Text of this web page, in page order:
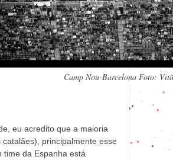
Camp Nou-Barcelona Foto:
eu acredito que a maioria
catalães), principalmente esse
time da Espanha está